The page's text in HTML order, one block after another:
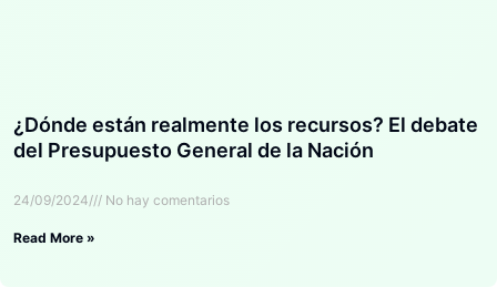
¿Dónde están realmente los recursos? El debate
del Presupuesto General de la Nación
24/09/2024 No hay comentarios
Read More »